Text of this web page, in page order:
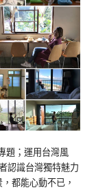
題；運用台灣風
認識台灣獨特魅力
都能心動不已，